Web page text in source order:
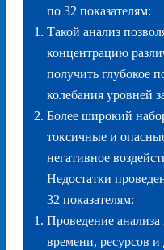
по 32 показателям:
Такой анализ
концентрацию
получить глубокое
колебания уровней
Более широкий
токсичные и
негативное
Недостатки
32 показателям:
Проведение анализа
времени, ресурсов